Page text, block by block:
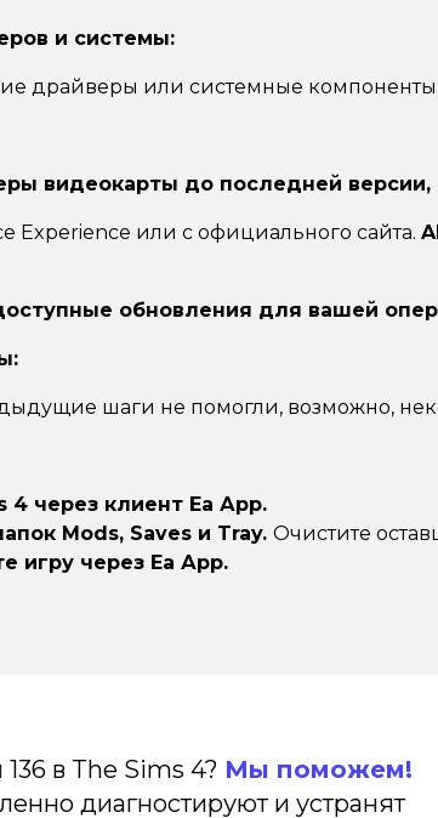
и системы:
драйверы или системные компоненты
видеокарты до последней версии,
Experience или с официального сайта.
обновления для вашей
шаги не помогли, возможно,
4 через клиент Еа Арр.
Mods, Saves и Tray. Очистите
игру через Еа Арр.
в The Sims 4? Мы поможем!
диагностируют и устранят